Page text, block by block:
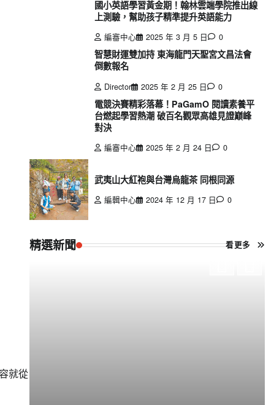
就從
國小英語學習黃金期！翰林雲端學院推出線
上測驗，幫助孩子精準提升英語能力
編審中心 2025 年 3 月 5 日 0
智慧財運雙加持 東海龍門天聖宮文昌法會
倒數報名
Director 2025 年 2 月 25 日 0
電競決賽精彩落幕！PaGamO 閱讀素養平
台燃起學習熱潮 破百名觀眾高雄見證巔峰
對決
編審中心 2025 年 2 月 24 日 0
武夷山大紅袍與台灣烏龍茶 同根同源
編輯中心 2024 年 12 月 17 日 0
精選新聞 看更多